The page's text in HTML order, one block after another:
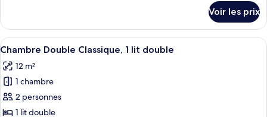
Chambre
Simple
Économique
le
type
de
Chambre
Simple
Économique
Voir les prix
Afficher
toutes
les
photos
pour
ce
Une chambre d’hôtel avec un lit,
14
Chambre Double Classique, 1 lit double
12 m²
1 chambre
2 personnes
1 lit double